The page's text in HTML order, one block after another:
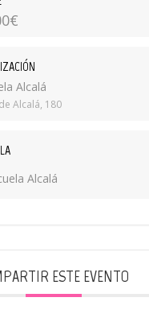
Alcalá
Alcalá, 180
Alcalá
ESTE EVENTO